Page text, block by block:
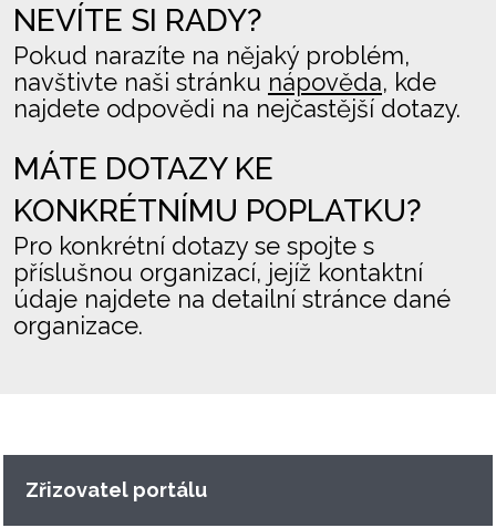
NEVÍTE SI RADY?
Pokud narazíte na nějaký problém,
navštivte naši stránku nápověda, kde
najdete odpovědi na nejčastější dotazy.
MÁTE DOTAZY KE
KONKRÉTNÍMU POPLATKU?
Pro konkrétní dotazy se spojte s
příslušnou organizací, jejíž kontaktní
údaje najdete na detailní stránce dané
organizace.
Zřizovatel portálu